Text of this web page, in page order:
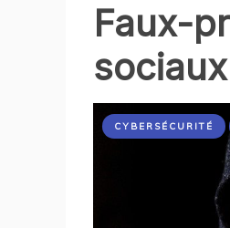
Faux-
CYBERSÉCURITÉ